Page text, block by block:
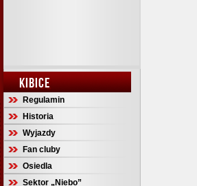
KIBICE
Regulamin
Historia
Wyjazdy
Fan cluby
Osiedla
Sektor „Niebo”